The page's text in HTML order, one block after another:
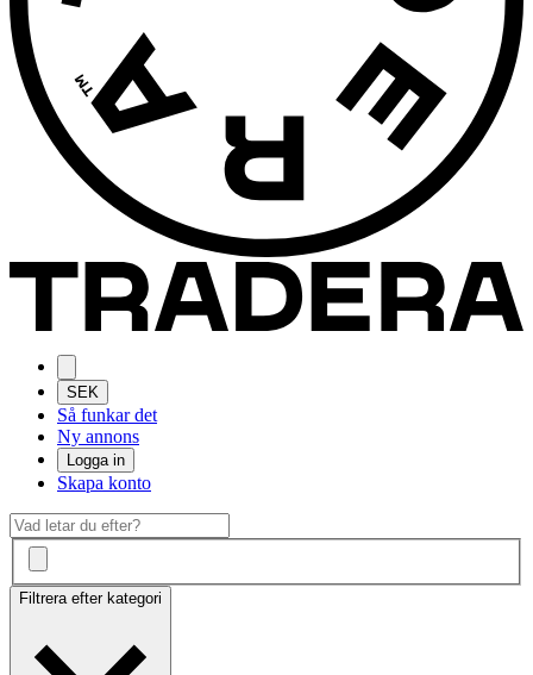
SEK
Så funkar det
Ny annons
Logga in
Skapa konto
Filtrera efter kategori